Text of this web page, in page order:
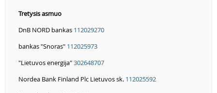
Tretysis asmuo
DnB NORD bankas 112029270
bankas "Snoras" 112025973
"Lietuvos energija"302648707
Nordea Bank Finland Plc Lietuvos sk. 112025592